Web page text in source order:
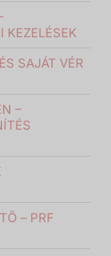
KEZELÉSEK
SAJÁT VÉR
–
– PRF